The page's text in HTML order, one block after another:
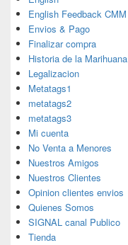
English Feedback CMM
Envios & Pago
Finalizar compra
Historia de la Marihuana
Legalizacion
Metatags1
metatags2
metatags3
Mi cuenta
No Venta a Menores
Nuestros Amigos
Nuestros Clientes
Opinion clientes envios
Quienes Somos
SIGNAL canal Publico
Tienda